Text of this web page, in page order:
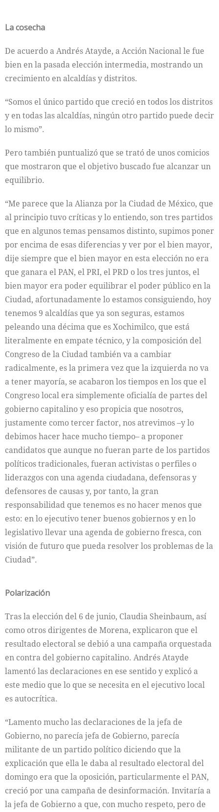
La cosecha
De acuerdo a Andrés Atayde, a Acción Nacional le fue
bien en la pasada elección intermedia, mostrando un
crecimiento en alcaldías y distritos.
“Somos el único partido que creció en todos los distritos
y en todas las alcaldías, ningún otro partido puede decir
lo mismo”.
Pero también puntualizó que se trató de unos comicios
que mostraron que el objetivo buscado fue alcanzar un
equilibrio.
“Me parece que la Alianza por la Ciudad de México, que
al principio tuvo críticas y lo entiendo, son tres partidos
que en algunos temas pensamos distinto, supimos poner
por encima de esas diferencias y ver por el bien mayor,
dije siempre que el bien mayor en esta elección no era
que ganara el PAN, el PRI, el PRD o los tres juntos, el
bien mayor era poder equilibrar el poder público en la
Ciudad, afortunadamente lo estamos consiguiendo, hoy
tenemos 9 alcaldías que ya son seguras, estamos
peleando una décima que es Xochimilco, que está
literalmente en empate técnico, y la composición del
Congreso de la Ciudad también va a cambiar
radicalmente, es la primera vez que la izquierda no va
a tener mayoría, se acabaron los tiempos en los que el
Congreso local era simplemente oficialía de partes del
gobierno capitalino y eso propicia que nosotros,
justamente como tercer factor, nos atrevimos –y lo
debimos hacer hace mucho tiempo– a proponer
candidatos que aunque no fueran parte de los partidos
políticos tradicionales, fueran activistas o perfiles o
liderazgos con una agenda ciudadana, defensoras y
defensores de causas y, por tanto, la gran
responsabilidad que tenemos es no hacer menos que
esto: en lo ejecutivo tener buenos gobiernos y en lo
legislativo llevar una agenda de gobierno fresca, con
visión de futuro que pueda resolver los problemas de la
Ciudad”.
Polarización
Tras la elección del 6 de junio, Claudia Sheinbaum, así
como otros dirigentes de Morena, explicaron que el
resultado electoral se debió a una campaña orquestada
en contra del gobierno capitalino. Andrés Atayde
lamentó las declaraciones en ese sentido y explicó a
este medio que lo que se necesita en el ejecutivo local
es autocrítica.
“Lamento mucho las declaraciones de la jefa de
Gobierno, no parecía jefa de Gobierno, parecía
militante de un partido político diciendo que la
explicación que ella le daba al resultado electoral del
domingo era que la oposición, particularmente el PAN,
creció por una campaña de desinformación. Invitaría a
la jefa de Gobierno a que, con mucho respeto, pero de